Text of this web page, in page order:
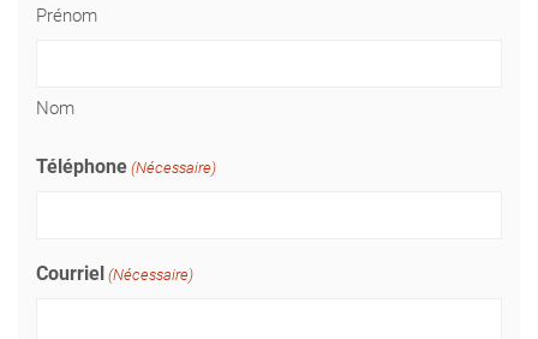
Prénom
Nom
Téléphone (Nécessaire)
Courriel (Nécessaire)